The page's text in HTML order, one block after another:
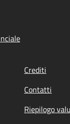
Crediti
Contatti
Riepilogo